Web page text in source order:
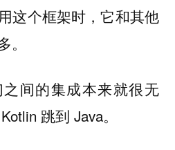
这个框架时，它和其他
间的集成本来就很无
跳到 Java。